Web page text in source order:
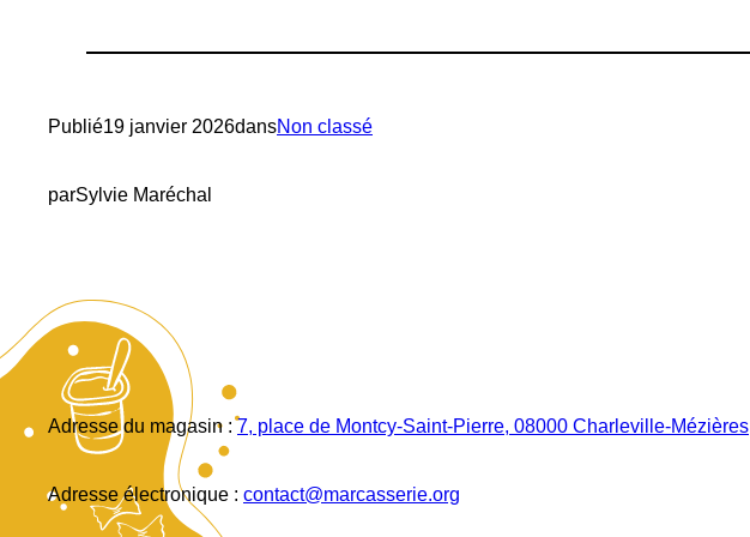
Publié19 janvier 2026dansNon classé
parSylvie Maréchal
Adresse du magasin :7, place de Montcy-Saint-Pierre, 08000 Charleville-Mézières
Adresse électronique : contact@marcasserie.org